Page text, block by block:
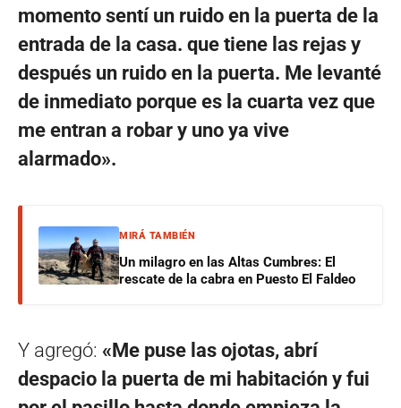
momento sentí un ruido en la puerta de la
entrada de la casa. que tiene las rejas y
después un ruido en la puerta. Me levanté
de inmediato porque es la cuarta vez que
me entran a robar y uno ya vive
alarmado».
MIRÁ TAMBIÉN
Un milagro en las Altas Cumbres: El
rescate de la cabra en Puesto El Faldeo
Y agregó: «Me puse las ojotas, abrí
despacio la puerta de mi habitación y fui